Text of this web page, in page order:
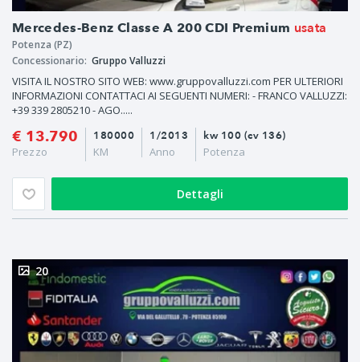
Mercedes-Benz Classe A 200 CDI Premium usata
Potenza (PZ)
Concessionario: Gruppo Valluzzi
VISITA IL NOSTRO SITO WEB: www.gruppovalluzzi.com PER ULTERIORI
INFORMAZIONI CONTATTACI AI SEGUENTI NUMERI: - FRANCO VALLUZZI:
+39 339 2805210 - AGO.....
€ 13.790
Prezzo
1/2013
Anno
180000
KM
kw 100 (cv 136)
Potenza
Dettagli
20